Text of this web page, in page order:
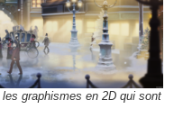
graphismes en 2D qui sont